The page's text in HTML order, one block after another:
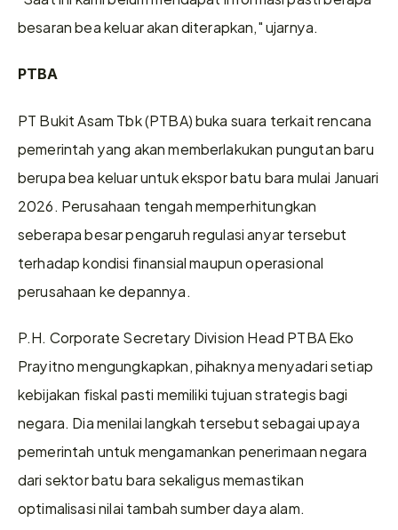
besaran bea keluar akan diterapkan," ujarnya.
PTBA
PT Bukit Asam Tbk (PTBA) buka suara terkait rencana
pemerintah yang akan memberlakukan pungutan baru
berupa bea keluar untuk ekspor batu bara mulai Januari
2026. Perusahaan tengah memperhitungkan
seberapa besar pengaruh regulasi anyar tersebut
terhadap kondisi finansial maupun operasional
perusahaan ke depannya.
P.H. Corporate Secretary Division Head PTBA Eko
Prayitno mengungkapkan, pihaknya menyadari setiap
kebijakan fiskal pasti memiliki tujuan strategis bagi
negara. Dia menilai langkah tersebut sebagai upaya
pemerintah untuk mengamankan penerimaan negara
dari sektor batu bara sekaligus memastikan
optimalisasi nilai tambah sumber daya alam.